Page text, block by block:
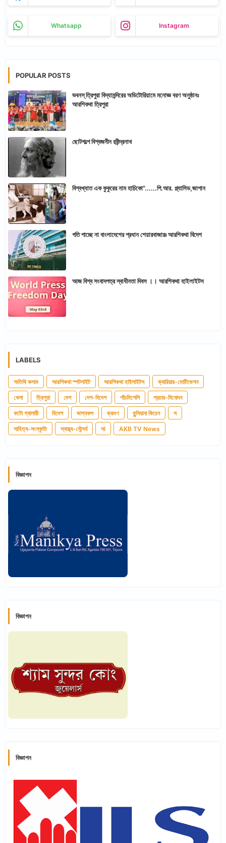
Whatsapp Instagram
POPULAR POSTS
ভবনস্ ত্রিপুরা বিদ্যামন্দিরের অডিটোরিয়ামে মনোজ্ঞ বরণ অনুষ্ঠানঃ
আরশিকথা ত্রিপুরা
ছোটগল্পে বিশ্বজনীন রবীন্দ্রনাথ
বিশ্বখ্যাত এক কুকুরের নাম হাচিকো"......পি.আর. প্ল্যাসিড,জাপান
গতি পাচ্ছে না বাংলাদেশের প্রধান শেয়ারবাজারঃ আরশিকথা বিদেশ
আজ বিশ্ব সংবাদপত্র স্বাধীনতা দিবস ।। আরশিকথা হাইলাইটস
LABELS
অতিথি কলাম আরশিকথা স্পটলাইট আরশিকথা হাইলাইটস ক্যারিয়ার-মোটিভেশন
খেলা ত্রিপুরা দেশ দেশ-বিদেশ পাঁচমিশেলি প্রচার-বিনোদন
ফটো গ্যালারী বিদেশ ভাগ্যফল ভ্রমণ মুন্সিয়ানা কিচেন স
সাহিত্য-সংস্কৃতি স্বাস্থ্য-সৌন্দর্য সl AKB TV News
বিজ্ঞাপন
বিজ্ঞাপন
বিজ্ঞাপন